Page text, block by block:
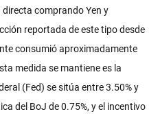
comprando Yen y
reportada de este tipo desde
consumió aproximadamente
medida se mantiene es la
(Fed) se sitúa entre 3.50% y
del BoJ de 0.75%, y el incentivo